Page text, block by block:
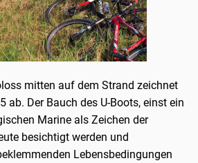
mitten auf dem Strand zeichnet
ab. Der Bauch des U-Boots, einst ein
Marine als Zeichen der
besichtigt werden und
Lebensbedingungen